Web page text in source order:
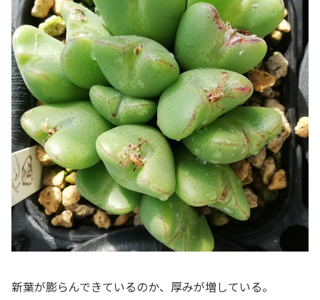
新葉が膨らんできているのか、厚みが増している。